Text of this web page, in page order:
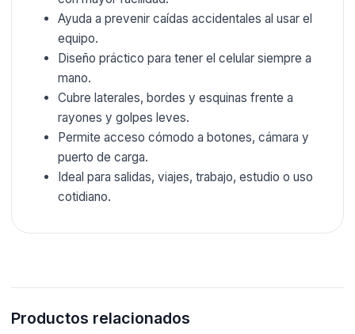
Ayuda a prevenir caídas accidentales al usar el
equipo.
Diseño práctico para tener el celular siempre a
mano.
Cubre laterales, bordes y esquinas frente a
rayones y golpes leves.
Permite acceso cómodo a botones, cámara y
puerto de carga.
Ideal para salidas, viajes, trabajo, estudio o uso
cotidiano.
Productos relacionados